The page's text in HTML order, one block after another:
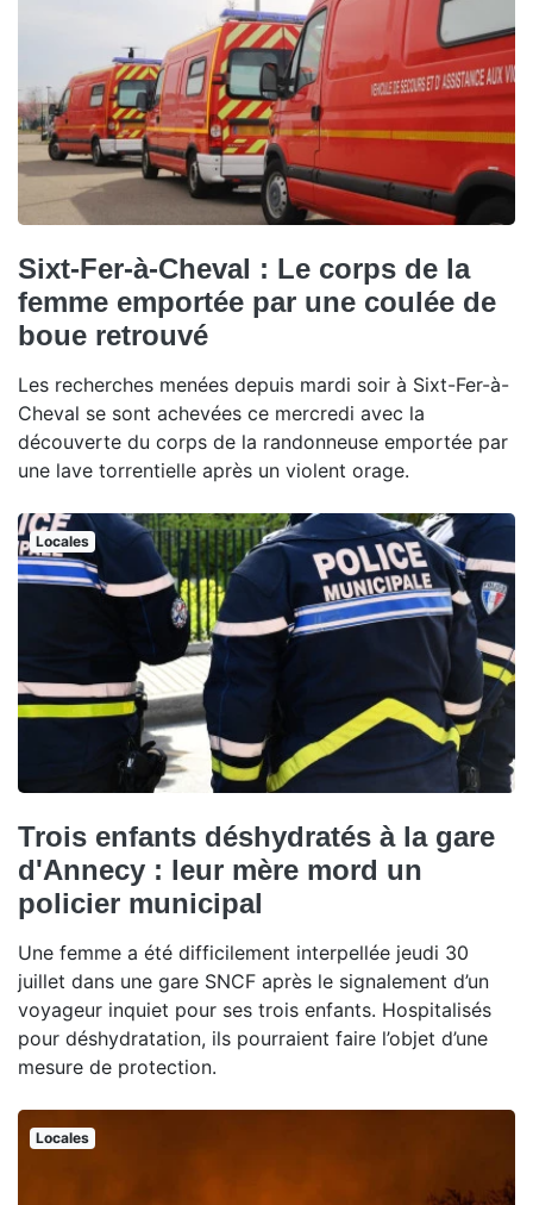
Sixt-Fer-à-Cheval : Le corps de la
femme emportée par une coulée de
boue retrouvé
Les recherches menées depuis mardi soir à Sixt-Fer-à-
Cheval se sont achevées ce mercredi avec la
découverte du corps de la randonneuse emportée par
une lave torrentielle après un violent orage.
Locales
Trois enfants déshydratés à la gare
d'Annecy : leur mère mord un
policier municipal
Une femme a été difficilement interpellée jeudi 30
juillet dans une gare SNCF après le signalement d’un
voyageur inquiet pour ses trois enfants. Hospitalisés
pour déshydratation, ils pourraient faire l’objet d’une
mesure de protection.
Locales